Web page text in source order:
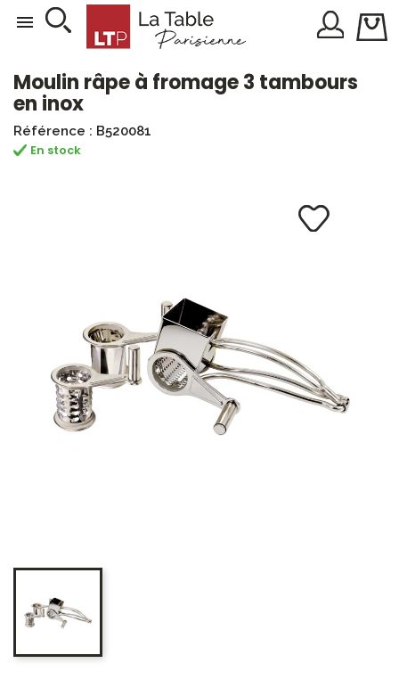

Moulin râpe à fromage 3 tambours
en inox
Référence : B520081
En stock